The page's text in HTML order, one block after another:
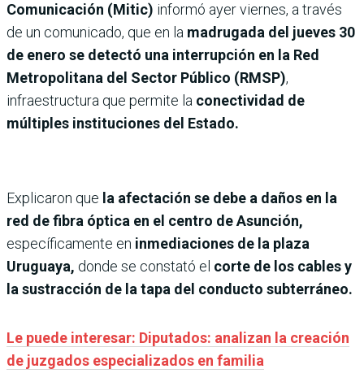
Comunicación (Mitic) informó ayer viernes, a través
de un comunicado, que en la madrugada del jueves 30
de enero se detectó una interrupción en la Red
Metropolitana del Sector Público (RMSP),
infraestructura que permite la conectividad de
múltiples instituciones del Estado.
Explicaron que la afectación se debe a daños en la
red de fibra óptica en el centro de Asunción,
específicamente en inmediaciones de la plaza
Uruguaya, donde se constató el corte de los cables y
la sustracción de la tapa del conducto subterráneo.
Le puede interesar: Diputados: analizan la creación
de juzgados especializados en familia